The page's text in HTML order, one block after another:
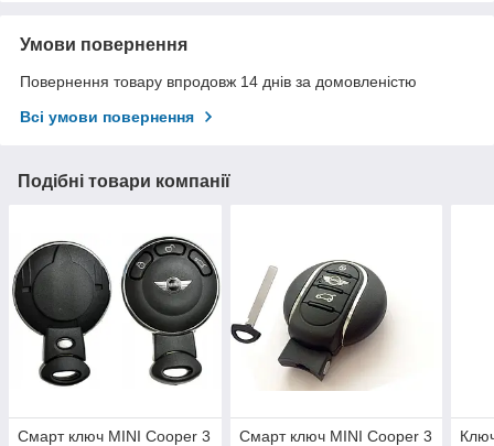
Умови повернення
Повернення товару впродовж 14 днів за домовленістю
Всі умови повернення
Подібні товари компанії
Смарт ключ MINI Cooper 3
Смарт ключ MINI Cooper 3